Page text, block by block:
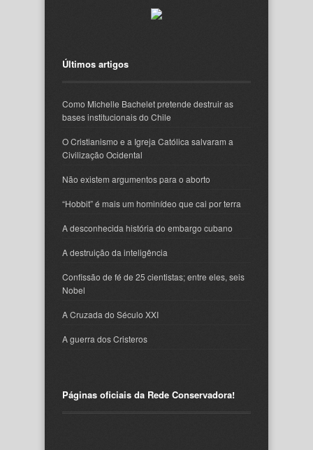
Últimos artigos
Como Michelle Bachelet pretende destruir as
bases institucionais do Chile
O Cristianismo e a Igreja Católica salvaram a
Civilização Ocidental
Não existem argumentos para o aborto
“Hobbit” é mais um hominídeo que cai por terra
A desconhecida história do embargo cubano
A destruição da inteligência
Confissão de fé de 25 cientistas; entre eles, seis
Nobel
A Cruzada do Século XXI
A guerra dos Cristeros
Páginas oficiais da Rede Conservadora!